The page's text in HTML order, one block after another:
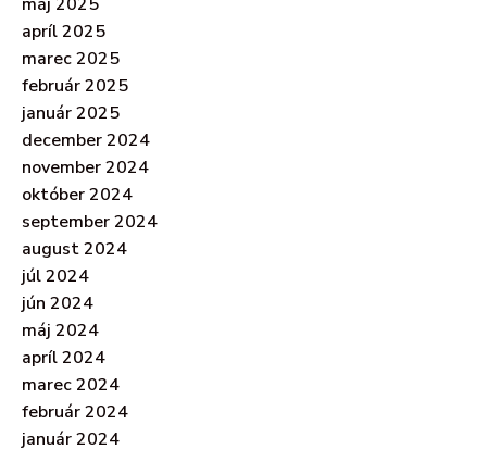
apríl 2025
marec 2025
február 2025
január 2025
december 2024
november 2024
október 2024
september 2024
august 2024
júl 2024
jún 2024
máj 2024
apríl 2024
marec 2024
február 2024
január 2024